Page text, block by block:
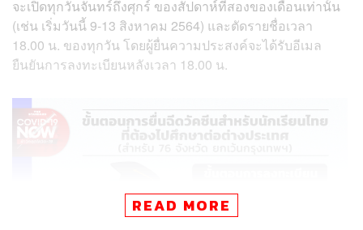
จะเปิดทุกวันจันทร์ถึงศุกร์ ของสัปดาห์ที่สองของเดือนเท่านั้น
(เช่น เริ่มวันนี้ 9-13 สิงหาคม 2564) และตัดรายชื่อเวลา
18.00 น. ของทุกวัน โดยผู้ยื่นความประสงค์จะได้รับอีเมล
ยืนยันการลงทะเบียนหลังเวลา 18.00 น.
READ MORE